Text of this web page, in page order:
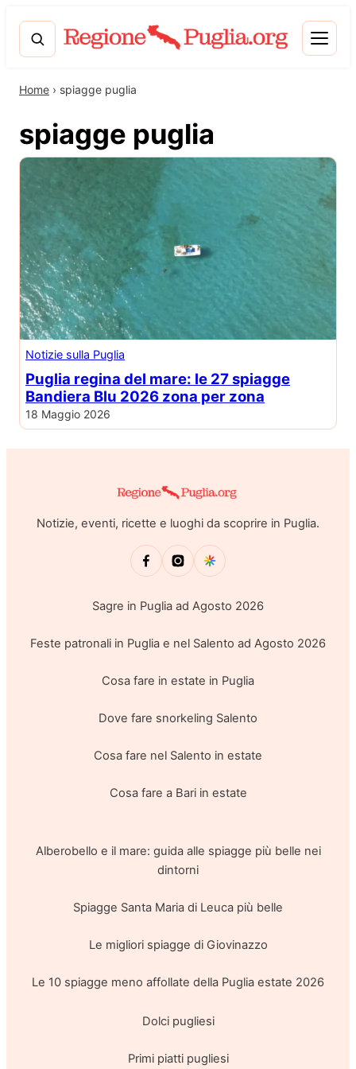
Home › spiagge puglia
spiagge puglia
Notizie sulla Puglia
Puglia regina del mare: le 27 spiagge
Bandiera Blu 2026 zona per zona
18 Maggio 2026
Notizie, eventi, ricette e luoghi da scoprire in Puglia.
Sagre in Puglia ad Agosto 2026
Feste patronali in Puglia e nel Salento ad Agosto 2026
Cosa fare in estate in Puglia
Dove fare snorkeling Salento
Cosa fare nel Salento in estate
Cosa fare a Bari in estate
Alberobello e il mare: guida alle spiagge più belle nei
dintorni
Spiagge Santa Maria di Leuca più belle
Le migliori spiagge di Giovinazzo
Le 10 spiagge meno affollate della Puglia estate 2026
Dolci pugliesi
Primi piatti pugliesi